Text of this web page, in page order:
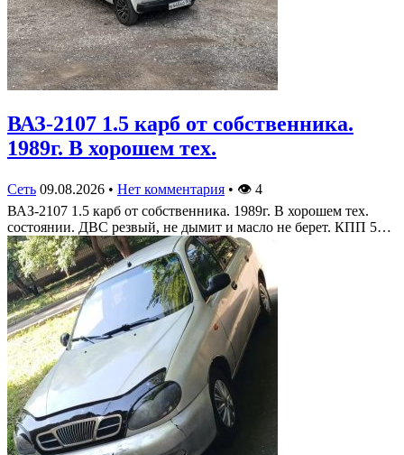
ВАЗ-2107 1.5 карб от собственника.
1989г. В хорошем тех.
Сеть 09.08.2026 • Нет комментария • 👁 4
ВАЗ-2107 1.5 карб от собственника. 1989г. В хорошем тех.
состоянии. ДВС резвый, не дымит и масло не берет. КПП 5…